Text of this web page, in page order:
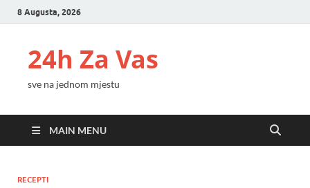
8 Augusta, 2026
24h Za Vas
sve na jednom mjestu
MAIN MENU
RECEPTI